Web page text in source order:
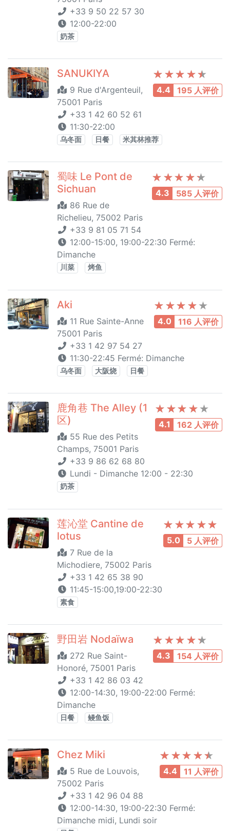
+33 9 50 22 57 30
12:00-22:00
奶茶
4.4 195 人评价
SANUKIYA
9 Rue d'Argenteuil,
75001 Paris
+33 1 42 60 52 61
11:30-22:00
乌冬面 日餐 米其林推荐
4.3 585 人评价
蜀味 Le Pont de
Sichuan
86 Rue de
Richelieu, 75002 Paris
+33 9 81 05 71 54
12:00-15:00, 19:00-22:30 Fermé:
Dimanche
川菜 烤鱼
4.0 116 人评价
Aki
11 Rue Sainte-Anne
75001 Paris
+33 1 42 97 54 27
11:30-22:45 Fermé: Dimanche
乌冬面 大阪烧 日餐
4.1 162 人评价
鹿角巷 The Alley (1
区)
55 Rue des Petits
Champs, 75001 Paris
+33 9 86 62 68 80
Lundi - Dimanche 12:00 - 22:30
奶茶
5.0 5 人评价
莲沁堂 Cantine de
lotus
7 Rue de la
Michodiere, 75002 Paris
+33 1 42 65 38 90
11:45-15:00,19:00-22:30
素食
4.3 154 人评价
野田岩 Nodaïwa
272 Rue Saint-
Honoré, 75001 Paris
+33 1 42 86 03 42
12:00-14:30, 19:00-22:00 Fermé:
Dimanche
日餐 鳗鱼饭
4.4 11 人评价
Chez Miki
5 Rue de Louvois,
75002 Paris
+33 1 42 96 04 88
12:00-14:30, 19:00-22:30 Fermé:
Dimanche midi, Lundi soir